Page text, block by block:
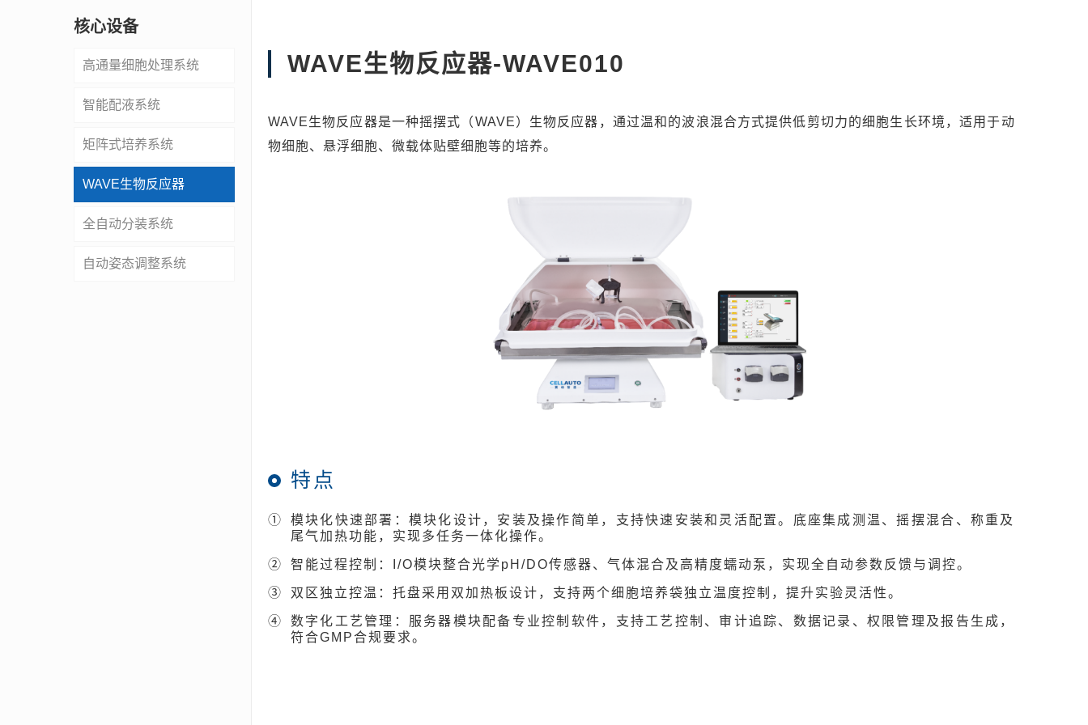
WAVE生物反应器-WAVE010
WAVE生物反应器是一种摇摆式（WAVE）生物反应器，通过温和的波浪混合方式提供低剪切力的细胞生长环境，适用于动
物细胞、悬浮细胞、微载体贴壁细胞等的培养。
特点
①
模块化快速部署：模块化设计，安装及操作简单，支持快速安装和灵活配置。底座集成测温、摇摆混合、称重及
尾气加热功能，实现多任务一体化操作。
② 智能过程控制：I/O模块整合光学pH/DO传感器、气体混合及高精度蠕动泵，实现全自动参数反馈与调控。
③ 双区独立控温：托盘采用双加热板设计，支持两个细胞培养袋独立温度控制，提升实验灵活性。
④
数字化工艺管理：服务器模块配备专业控制软件，支持工艺控制、审计追踪、数据记录、权限管理及报告生成，
符合GMP合规要求。
核心设备
高通量细胞处理系统
智能配液系统
矩阵式培养系统
WAVE生物反应器
全自动分装系统
自动姿态调整系统